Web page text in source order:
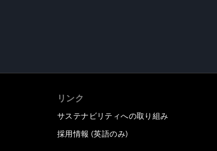
リンク
サステナビリティへの取り組み
採用情報 (英語のみ)